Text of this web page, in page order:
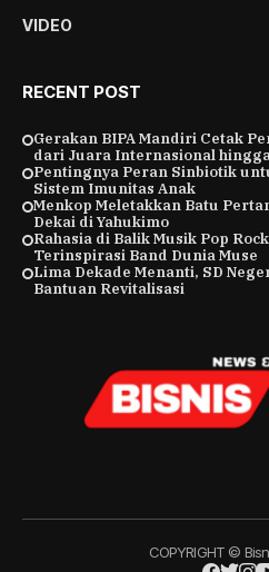
VIDEO
RECENT POST
Gerakan BIPA Mandiri Cetak
dari Juara Internasional
Pentingnya Peran Sinbiotik
Sistem Imunitas Anak
Menkop Meletakkan Batu
Dekai di Yahukimo
Rahasia di Balik Musik Pop
Terinspirasi Band Dunia Muse
Lima Dekade Menanti, SD
Bantuan Revitalisasi
COPYRIGHT ©